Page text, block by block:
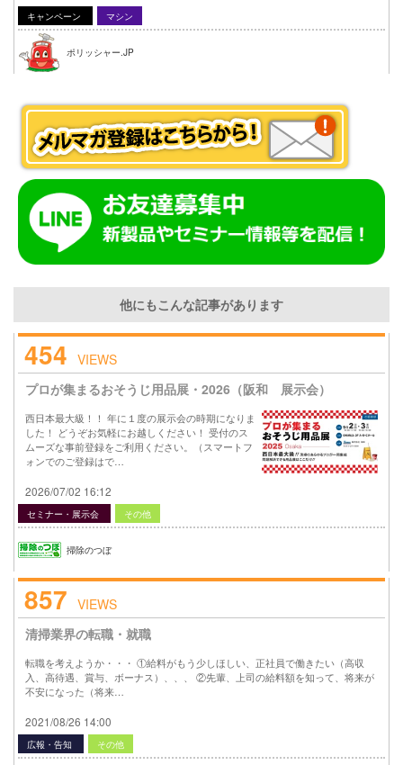
キャンペーン マシン
ポリッシャー.JP
他にもこんな記事があります
454 VIEWS
プロが集まるおそうじ用品展・2026（阪和 展示会）
西日本最大級！！ 年に１度の展示会の時期になりま
した！ どうぞお気軽にお越しください！ 受付のス
ムーズな事前登録をご利用ください。（スマートフ
ォンでのご登録はで…
2026/07/02 16:12
セミナー・展示会 その他
掃除のつぼ
857 VIEWS
清掃業界の転職・就職
転職を考えようか・・・ ①給料がもう少しほしい、正社員で働きたい（高収
入、高待遇、賞与、ボーナス）、、、 ②先輩、上司の給料額を知って、将来が
不安になった（将来…
2021/08/26 14:00
広報・告知 その他